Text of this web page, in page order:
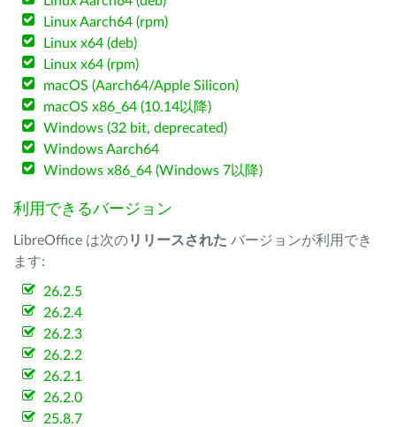
Linux Aarch64 (rpm)
Linux x64 (deb)
Linux x64 (rpm)
macOS (Aarch64/Apple Silicon)
macOS x86_64 (10.14以降)
Windows (32 bit, deprecated)
Windows Aarch64
Windows x86_64 (Windows 7以降)
利用できるバージョン
LibreOffice は次のリリースされた バージョンが利用でき
ます:
26.2.5
26.2.4
26.2.3
26.2.2
26.2.1
26.2.0
25.8.7